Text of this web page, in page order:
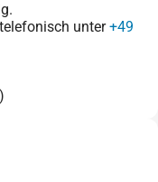
unter+49
)